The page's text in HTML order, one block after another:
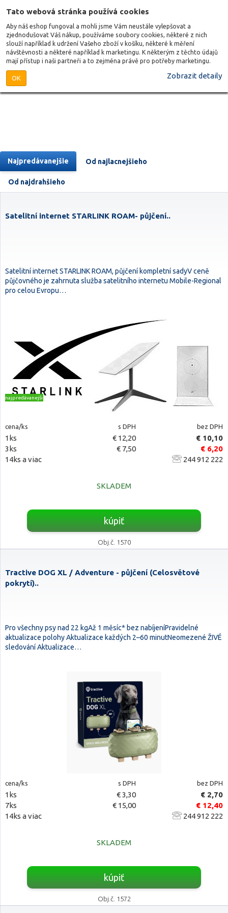
Tato webová stránka používá cookies
Aby náš eshop fungoval a mohli jsme Vám neustále vylepšovat a
zjednodušovat Váš nákup, používáme soubory cookies, některé z nich
slouží například k udržení Vašeho zboží v košíku, některé k měření
návštěvnosti a některé například k marketingu. K některým z těchto údajů
mají přístup i naši partneři a to zejména právě pro potřeby marketingu.
OK Zobrazit detaily
Najpredávanejšie Od najlacnejšieho
Od najdrahšieho
Satelitní internet STARLINK ROAM- půjčení..
Satelitní internet STARLINK ROAM, půjčení kompletní sadyV ceně
půjčovného je zahrnuta služba satelitního internetu Mobile-Regional
pro celou Evropu…
najpredávanejšie
cena/ks s DPH bez DPH
1ks € 12,20
€ 10,10
3ks
€ 7,50
€ 6,20
14ks a viac
244 912 222
SKLADEM
kúpiť
Obj.č. 1570
Tractive DOG XL / Adventure - půjčení (Celosvětové
pokrytí)..
Pro všechny psy nad 22 kgAž 1 měsíc* bez nabíjeníPravidelné
aktualizace polohy Aktualizace každých 2–60 minutNeomezené ŽIVÉ
sledování Aktualizace…
cena/ks s DPH bez DPH
1ks € 3,30
€ 2,70
7ks
€ 15,00
€ 12,40
14ks a viac
244 912 222
SKLADEM
kúpiť
Obj.č. 1572